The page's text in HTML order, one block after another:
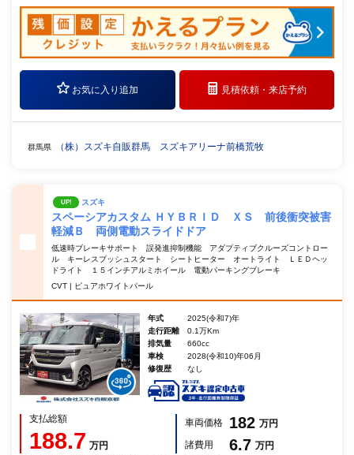
お気に入り追加 見積依頼・来店予約
群馬県 （株）スズキ自販群馬 スズキアリーナ前橋荒牧
UP! スズキ
スペーシアカスタム ＨＹＢＲＩＤ ＸＳ 前後衝突被害
軽減Ｂ 両側電動スライドドア
低速時ブレーキサポート 誤発進抑制機能 アダプティブクルーズコントロー
ル キーレスプッシュスタート シートヒーター オートライト ＬＥＤヘッ
ドライト １５インチアルミホイール 電動パーキングブレーキ
CVT | ピュアホワイトパール
年式
2025(令和7)年
走行距離
0.1万Km
排気量
660cc
車検
2028(令和10)年06月
修復歴
なし
支払総額
188.7 万円
車両価格 182 万円
諸費用
6.7 万円